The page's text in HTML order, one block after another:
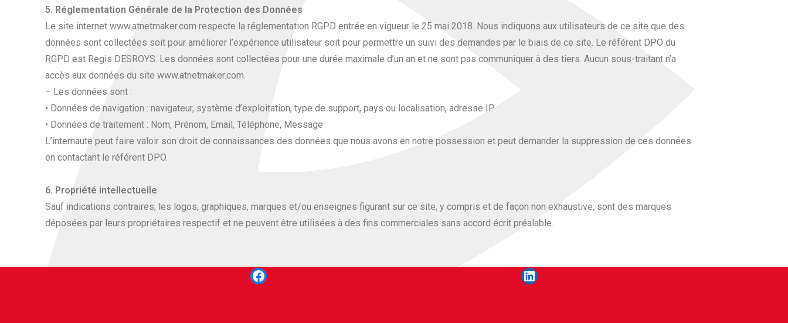
5. Réglementation Générale de la Protection des Données
Le site internet www.atnetmaker.com respecte la réglementation RGPD entrée en vigueur le 25 mai 2018. Nous indiquons aux utilisateurs de ce site que des
données sont collectées soit pour améliorer l’expérience utilisateur soit pour permettre un suivi des demandes par le biais de ce site. Le référent DPO du
RGPD est Regis DESROYS. Les données sont collectées pour une durée maximale d’un an et ne sont pas communiquer à des tiers. Aucun sous-traitant n’a
accès aux données du site www.atnetmaker.com.
– Les données sont :
• Données de navigation : navigateur, système d’exploitation, type de support, pays ou localisation, adresse IP
• Données de traitement : Nom, Prénom, Email, Téléphone, Message
L’internaute peut faire valoir son droit de connaissances des données que nous avons en notre possession et peut demander la suppression de ces données
en contactant le référent DPO.
6. Propriété intellectuelle
Sauf indications contraires, les logos, graphiques, marques et/ou enseignes figurant sur ce site, y compris et de façon non exhaustive, sont des marques
déposées par leurs propriétaires respectif et ne peuvent être utilisées à des fins commerciales sans accord écrit préalable.